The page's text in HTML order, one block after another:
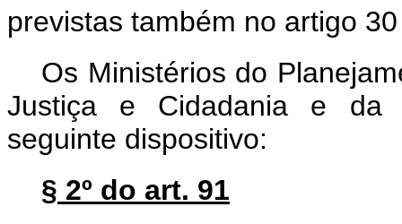
previstas também no artigo
Os Ministérios do
Justiça e Cidadania e da
seguinte dispositivo:
§ 2º do art. 91